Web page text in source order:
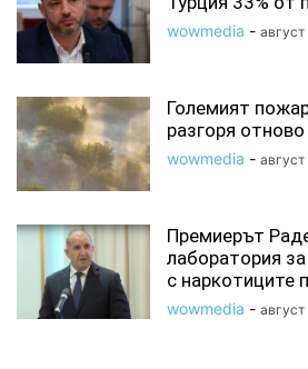
wowmedia -
Големият
разгоря отново
wowmedia -
Премиерът
лаборатория
с наркотиците
wowmedia -